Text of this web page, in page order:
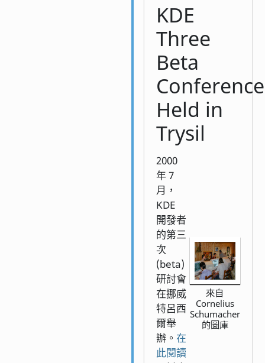
KDE
Three
Beta
Conference
Held in
Trysil
2000
年 7
月，
KDE
開發者
的第三
次
(beta)
研討會
在挪威
特呂西
爾舉
辦。在
此閱讀
來自
Cornelius
Schumacher
的圖庫